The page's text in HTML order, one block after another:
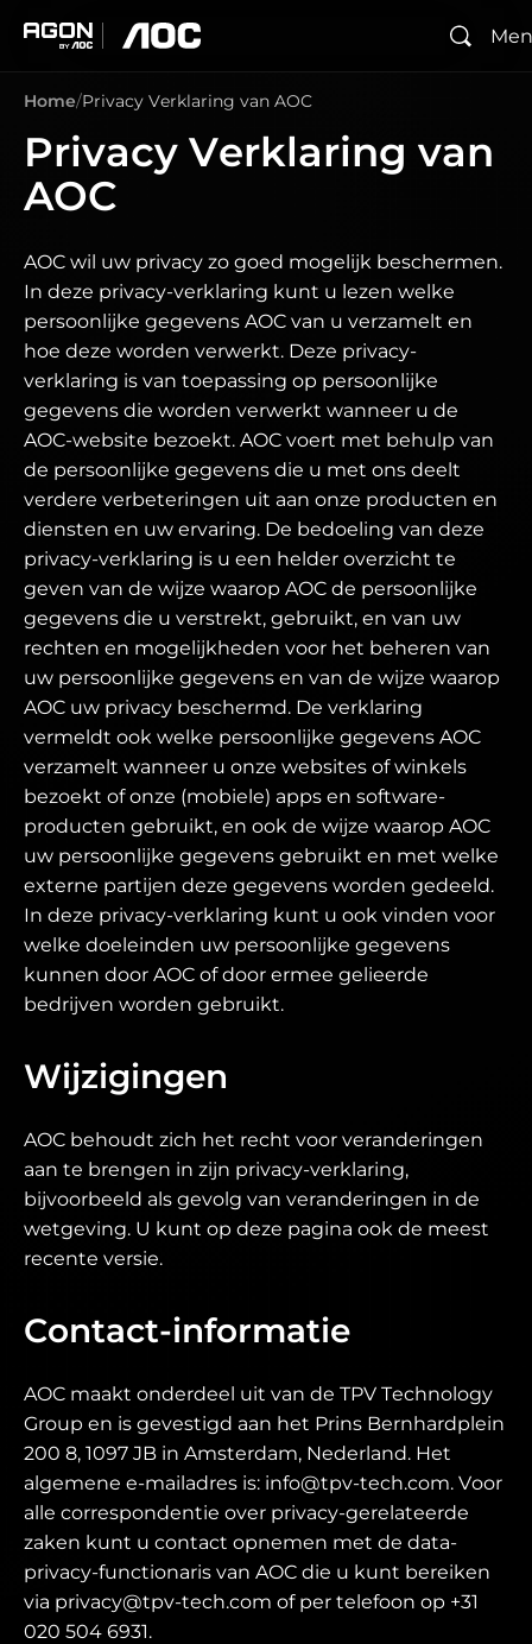
Zoeken
Home Privacy Verklaring van AOC
Privacy Verklaring van
AOC
AOC wil uw privacy zo goed mogelijk beschermen.
In deze privacy-verklaring kunt u lezen welke
persoonlijke gegevens AOC van u verzamelt en
hoe deze worden verwerkt. Deze privacy-
verklaring is van toepassing op persoonlijke
gegevens die worden verwerkt wanneer u de
AOC-website bezoekt. AOC voert met behulp van
de persoonlijke gegevens die u met ons deelt
verdere verbeteringen uit aan onze producten en
diensten en uw ervaring. De bedoeling van deze
privacy-verklaring is u een helder overzicht te
geven van de wijze waarop AOC de persoonlijke
gegevens die u verstrekt, gebruikt, en van uw
rechten en mogelijkheden voor het beheren van
uw persoonlijke gegevens en van de wijze waarop
AOC uw privacy beschermd. De verklaring
vermeldt ook welke persoonlijke gegevens AOC
verzamelt wanneer u onze websites of winkels
bezoekt of onze (mobiele) apps en software-
producten gebruikt, en ook de wijze waarop AOC
uw persoonlijke gegevens gebruikt en met welke
externe partijen deze gegevens worden gedeeld.
In deze privacy-verklaring kunt u ook vinden voor
welke doeleinden uw persoonlijke gegevens
kunnen door AOC of door ermee gelieerde
bedrijven worden gebruikt.
Wijzigingen
AOC behoudt zich het recht voor veranderingen
aan te brengen in zijn privacy-verklaring,
bijvoorbeeld als gevolg van veranderingen in de
wetgeving. U kunt op deze pagina ook de meest
recente versie.
Contact-informatie
AOC maakt onderdeel uit van de TPV Technology
Group en is gevestigd aan het Prins Bernhardplein
200 8, 1097 JB in Amsterdam, Nederland. Het
algemene e-mailadres is: info@tpv-tech.com. Voor
alle correspondentie over privacy-gerelateerde
zaken kunt u contact opnemen met de data-
privacy-functionaris van AOC die u kunt bereiken
via privacy@tpv-tech.com of per telefoon op +31
020 504 6931.